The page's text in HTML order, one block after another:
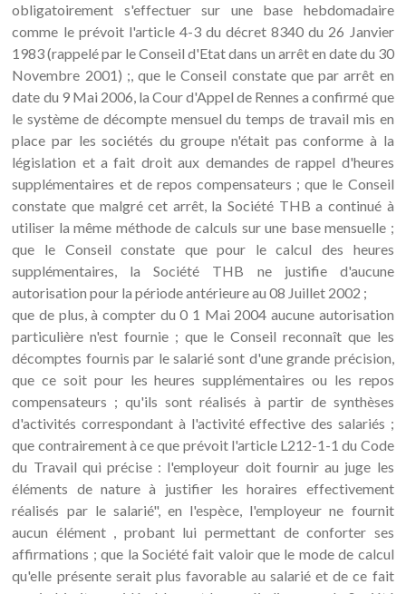
obligatoirement s'effectuer sur une base hebdomadaire
comme le prévoit l'article 4-3 du décret 8340 du 26 Janvier
1983 (rappelé par le Conseil d'Etat dans un arrêt en date du 30
Novembre 2001) ;, que le Conseil constate que par arrêt en
date du 9 Mai 2006, la Cour d'Appel de Rennes a confirmé que
le système de décompte mensuel du temps de travail mis en
place par les sociétés du groupe n'était pas conforme à la
législation et a fait droit aux demandes de rappel d'heures
supplémentaires et de repos compensateurs ; que le Conseil
constate que malgré cet arrêt, la Société THB a continué à
utiliser la même méthode de calculs sur une base mensuelle ;
que le Conseil constate que pour le calcul des heures
supplémentaires, la Société THB ne justifie d'aucune
autorisation pour la période antérieure au 08 Juillet 2002 ;
que de plus, à compter du 0 1 Mai 2004 aucune autorisation
particulière n'est fournie ; que le Conseil reconnaît que les
décomptes fournis par le salarié sont d'une grande précision,
que ce soit pour les heures supplémentaires ou les repos
compensateurs ; qu'ils sont réalisés à partir de synthèses
d'activités correspondant à l'activité effective des salariés ;
que contrairement à ce que prévoit l'article L212-1-1 du Code
du Travail qui précise : l'employeur doit fournir au juge les
éléments de nature à justifier les horaires effectivement
réalisés par le salarié", en l'espèce, l'employeur ne fournit
aucun élément , probant lui permettant de conforter ses
affirmations ; que la Société fait valoir que le mode de calcul
qu'elle présente serait plus favorable au salarié et de ce fait